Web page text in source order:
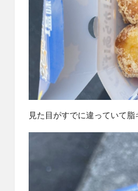
見た目がすでに違っていて脂